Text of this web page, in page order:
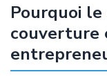
Pourquoi
couverture